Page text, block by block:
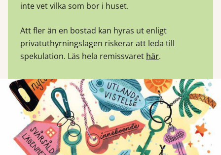
inte vet vilka som bor i huset.
Att fler än en bostad kan hyras ut enligt
privatuthyrningslagen riskerar att leda till
spekulation. Läs hela remissvaret här.